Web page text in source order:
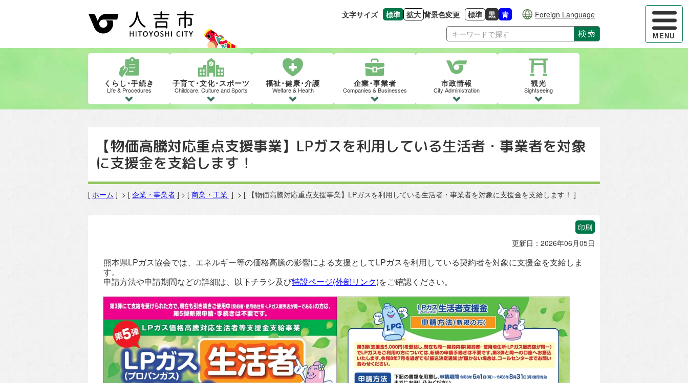
ハンバー
MENU
文字サイズ 標準
文字の大きさをもとの大きさに戻す
拡大
文字を大きくする
背景色変更 標準
背景色の変更：白
黒
背景色の変更：黒
青
背景色の変更：青
Foreign Language
検索
くらし･手続き
Life & Procedures
子育て･文化･スポーツ
Childcare, Culture and Sports
福祉･健康･介護
Welfare & Health
企業･事業者
Companies & Businesses
市政情報
City Administration
観光
Sightseeing
【物価高騰対応重点支援事業】LPガスを利用している生活者・事業者を対象
に支援金を支給します！
[ ホーム ] > [ 企業・事業者 ] > [ 商業・工業 ] > [ 【物価高騰対応重点支援事業】LPガスを利用している生活者・事業者を対象に支援金を支給します！ ]
印刷
更新日：2026年06月05日
熊本県LPガス協会では、エネルギー等の価格高騰の影響による支援としてLPガスを利用している契約者を対象に支援金を支給しま
す。
申請方法や申請期間などの詳細は、以下チラシ及び特設ページ(外部リンク)をご確認ください。